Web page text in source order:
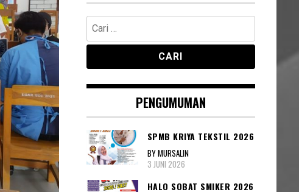
Cari
untuk:
PENGUMUMAN
SPMB KRIYA TEKSTIL 2026
BY MURSALIN
3 JUNI 2026
HALO SOBAT SMIKER 2026